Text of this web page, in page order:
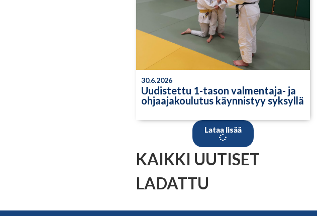
30.6.2026
Uudistettu 1-tason valmentaja- ja
ohjaajakoulutus käynnistyy syksyllä
Lataa lisää
KAIKKI UUTISET
LADATTU